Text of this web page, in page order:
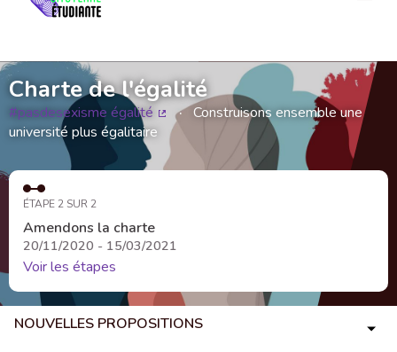
Charte de l'égalité
#pasdesexisme égalité
(Lien externe)
Construisons ensemble une
université plus égalitaire
ÉTAPE 2 SUR 2
Amendons la charte
20/11/2020 - 15/03/2021
Voir les étapes
NOUVELLES PROPOSITIONS